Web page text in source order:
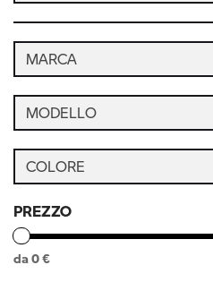
MARCA
MODELLO
COLORE
PREZZO
da0€